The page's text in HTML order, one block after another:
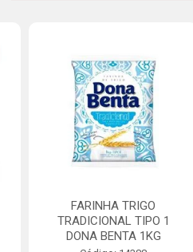
FARINHA TRIGO
TRADICIONAL TIPO 1
DONA BENTA 1KG